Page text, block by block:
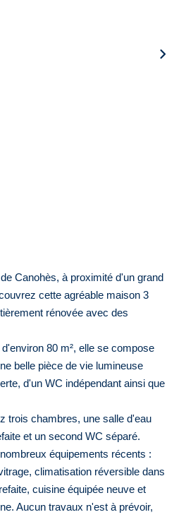
Canohès, à proximité d'un grand
cette agréable maison 3
rénovée avec des
80 m², elle se compose
belle pièce de vie lumineuse
d'un WC indépendant ainsi que
trois chambres, une salle d'eau
et un second WC séparé.
équipements récents :
climatisation réversible dans
cuisine équipée neuve et
Aucun travaux n'est à prévoir,